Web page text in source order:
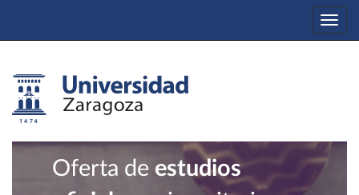
Oferta de estudios